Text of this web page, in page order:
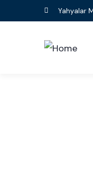
Yahyalar